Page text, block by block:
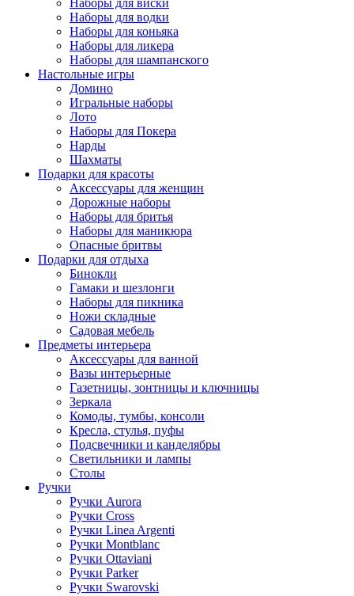
Наборы для виски
Наборы для водки
Наборы для коньяка
Наборы для ликера
Наборы для шампанского
Настольные игры
Домино
Игральные наборы
Лото
Наборы для Покера
Нарды
Шахматы
Подарки для красоты
Аксессуары для женщин
Дорожные наборы
Наборы для бритья
Наборы для маникюра
Опасные бритвы
Подарки для отдыха
Бинокли
Гамаки и шезлонги
Наборы для пикника
Ножи складные
Садовая мебель
Предметы интерьера
Аксессуары для ванной
Вазы интерьерные
Газетницы, зонтницы и ключницы
Зеркала
Комоды, тумбы, консоли
Кресла, стулья, пуфы
Подсвечники и канделябры
Светильники и лампы
Столы
Ручки
Ручки Aurora
Ручки Cross
Ручки Linea Argenti
Ручки Montblanc
Ручки Ottaviani
Ручки Parker
Ручки Swarovski